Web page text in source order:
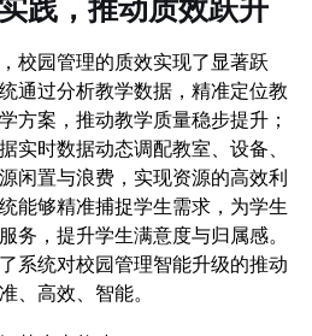
践，推动质效跃升
校园管理的质效实现了显著跃
通过分析教学数据，精准定位教
方案，推动教学质量稳步提升；
实时数据动态调配教室、设备、
闲置与浪费，实现资源的高效利
能够精准捕捉学生需求，为学生
务，提升学生满意度与归属感。
系统对校园管理智能升级的推动
、高效、智能。